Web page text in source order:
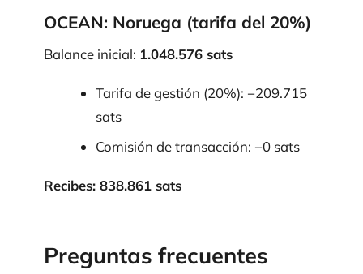
OCEAN: Noruega (tarifa del 20%)
Balance inicial: 1.048.576 sats
Tarifa de gestión (20%): −209.715
sats
Comisión de transacción: −0 sats
Recibes: 838.861 sats
Preguntas frecuentes